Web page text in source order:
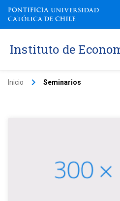
Instituto de
Inicio keyboard_arrow_right Seminarios